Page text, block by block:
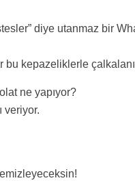
diye utanmaz bir
kepazeliklerle
ne yapıyor?
veriyor.